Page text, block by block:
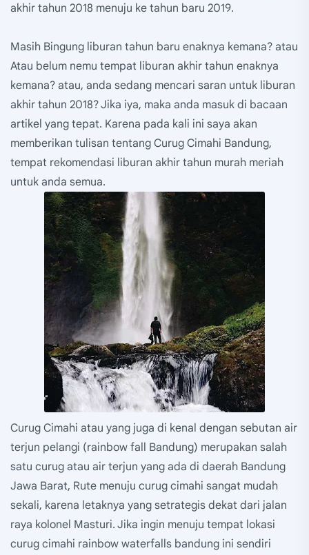
akhir tahun 2018 menuju ke tahun baru 2019.
Masih Bingung liburan tahun baru enaknya kemana? atau
Atau belum nemu tempat liburan akhir tahun enaknya
kemana? atau, anda sedang mencari saran untuk liburan
akhir tahun 2018? Jika iya, maka anda masuk di bacaan
artikel yang tepat. Karena pada kali ini saya akan
memberikan tulisan tentang Curug Cimahi Bandung,
tempat rekomendasi liburan akhir tahun murah meriah
untuk anda semua.
Curug Cimahi atau yang juga di kenal dengan sebutan air
terjun pelangi (rainbow fall Bandung) merupakan salah
satu curug atau air terjun yang ada di daerah Bandung
Jawa Barat, Rute menuju curug cimahi sangat mudah
sekali, karena letaknya yang setrategis dekat dari jalan
raya kolonel Masturi. Jika ingin menuju tempat lokasi
curug cimahi rainbow waterfalls bandung ini sendiri